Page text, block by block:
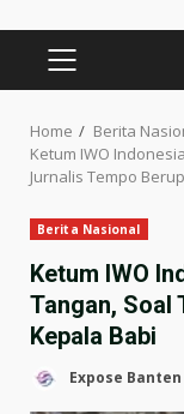
PRIMARY
MENU
Home
Berita
Ketum IWO
Jurnalis Tempo
Berita Nasional
Ketum IWO
Tangan, Soal
Kepala Babi
Expose Banten